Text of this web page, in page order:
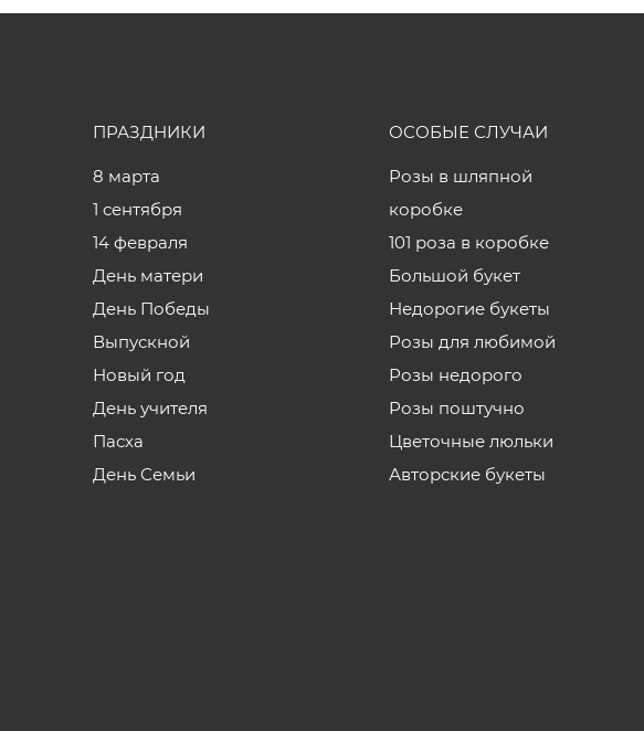
ПРАЗДНИКИ
8 марта
1 сентября
14 февраля
День матери
День Победы
Выпускной
Новый год
День учителя
Пасха
День Семьи
ОСОБЫЕ СЛУЧАИ
Розы в шляпной
коробке
101 роза в коробке
Большой букет
Недорогие букеты
Розы для любимой
Розы недорого
Розы поштучно
Цветочные люльки
Авторские букеты